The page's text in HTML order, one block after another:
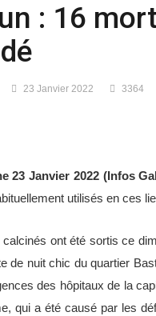
: 16
23 Janvier 2022 3364
23 Janvier 2022 (Infos
utilisés en ces
ont été sortis ce
de nuit chic du quartier
des hôpitaux de la
qui a été causé par les